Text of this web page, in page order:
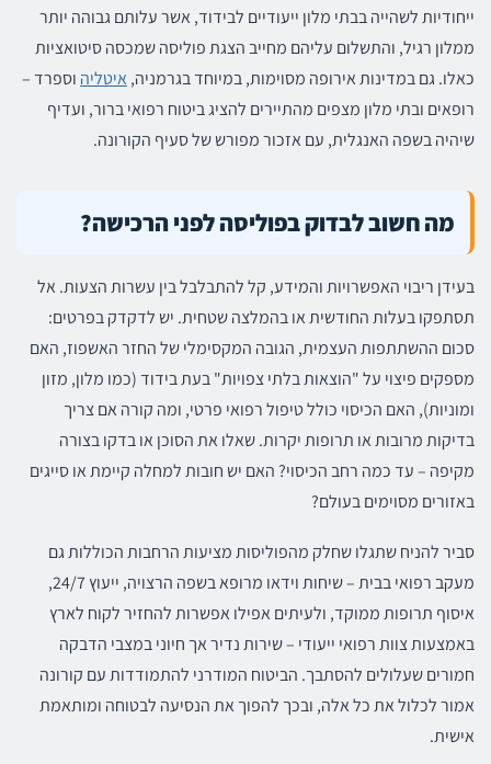
ייחודיות לשהייה בבתי מלון ייעודיים לבידוד, אשר עלותם גבוהה יותר
ממלון רגיל, והתשלום עליהם מחייב הצגת פוליסה שמכסה סיטואציות
כאלו. גם במדינות אירופה מסוימות, במיוחד בגרמניה, איטליה וספרד –
רופאים ובתי מלון מצפים מהתיירים להציג ביטוח רפואי ברור, ועדיף
שיהיה בשפה האנגלית, עם אזכור מפורש של סעיף הקורונה.
מה חשוב לבדוק בפוליסה לפני הרכישה?
בעידן ריבוי האפשרויות והמידע, קל להתבלבל בין עשרות הצעות. אל
תסתפקו בעלות החודשית או בהמלצה שטחית. יש לדקדק בפרטים:
סכום ההשתתפות העצמית, הגובה המקסימלי של החזר האשפוז, האם
מספקים פיצוי על "הוצאות בלתי צפויות" בעת בידוד (כמו מלון, מזון
ומוניות), האם הכיסוי כולל טיפול רפואי פרטי, ומה קורה אם צריך
בדיקות מרובות או תרופות יקרות. שאלו את הסוכן או בדקו בצורה
מקיפה – עד כמה רחב הכיסוי? האם יש חובות למחלה קיימת או סייגים
באזורים מסוימים בעולם?
סביר להניח שתגלו שחלק מהפוליסות מציעות הרחבות הכוללות גם
מעקב רפואי בבית – שיחות וידאו מרופא בשפה הרצויה, ייעוץ 24/7,
איסוף תרופות ממוקד, ולעיתים אפילו אפשרות להחזיר לקוח לארץ
באמצעות צוות רפואי ייעודי – שירות נדיר אך חיוני במצבי הדבקה
חמורים שעלולים להסתבך. הביטוח המודרני להתמודדות עם קורונה
אמור לכלול את כל אלה, ובכך להפוך את הנסיעה לבטוחה ומותאמת
אישית.